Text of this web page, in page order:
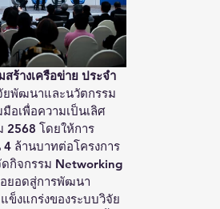
ร้างเครือข่าย ประจำ
จัยพัฒนาและนวัตกรรม
อเพื่อความเป็นเลิศ
2568 โดยให้การ
ล้านบาทต่อโครงการ
ดกิจกรรม Networking
อยอดสู่การพัฒนา
ข็งแกร่งของระบบวิจัย